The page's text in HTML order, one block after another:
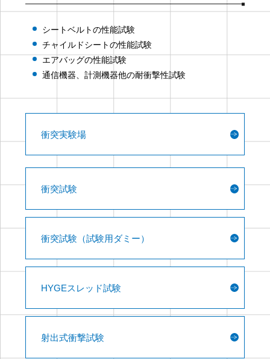
シートベルトの性能試験
チャイルドシートの性能試験
エアバッグの性能試験
通信機器、計測機器他の耐衝撃性試験
衝突実験場
衝突試験
衝突試験（試験用ダミー）
HYGEスレッド試験
射出式衝撃試験